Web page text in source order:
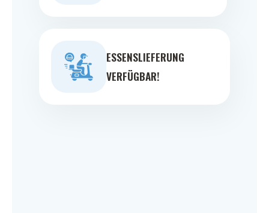
ESSENSLIEFERUNG
VERFÜGBAR!